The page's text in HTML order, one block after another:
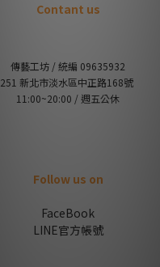
Contant us
傳藝工坊 / 統編 09635932
251 新北市淡水區中正路168號
11:00~20:00 / 週五公休
Follow us on
FaceBook
LINE官方帳號